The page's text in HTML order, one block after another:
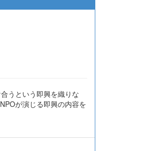
うという即興を織りな
が演じる即興の内容を